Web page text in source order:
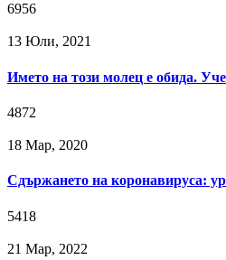
6956
13 Юли, 2021
Името на този молец е обида.
4872
18 Мар, 2020
Сдържането на коронавируса:
5418
21 Мар, 2022